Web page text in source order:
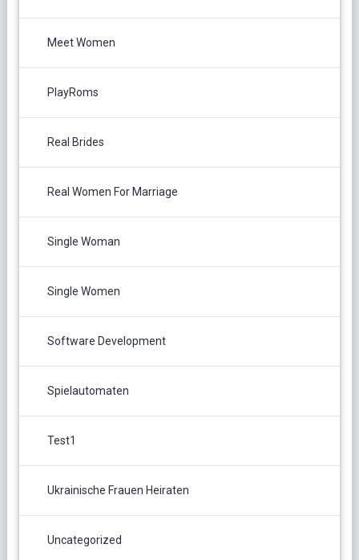
Meet Women
PlayRoms
Real Brides
Real Women For Marriage
Single Woman
Single Women
Software Development
Spielautomaten
Test1
Ukrainische Frauen Heiraten
Uncategorized